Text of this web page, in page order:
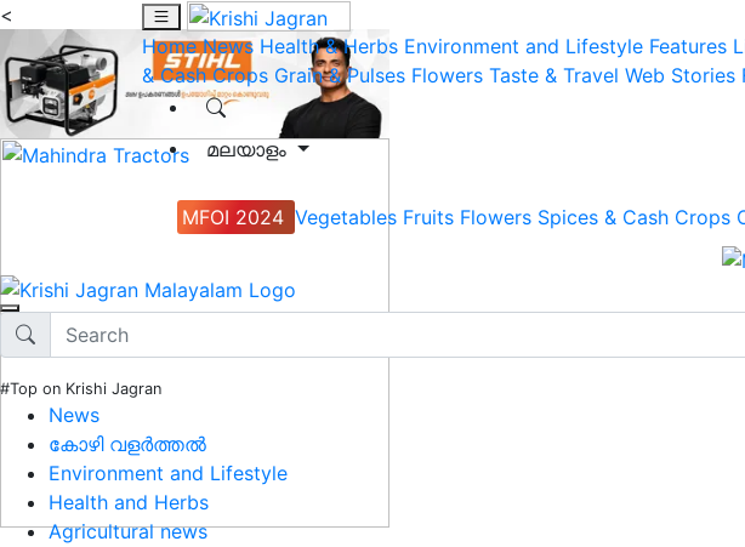
<
Home News Health & Herbs Environment and Lifestyle Features
& Cash Crops Grain & Pulses Flowers Taste & Travel Web Stories
മലയാളം
MFOI 2024 Vegetables Fruits Flowers Spices & Cash Crops
#Top on Krishi Jagran
News
കോഴി വളർത്തൽ
Environment and Lifestyle
Health and Herbs
Agricultural news